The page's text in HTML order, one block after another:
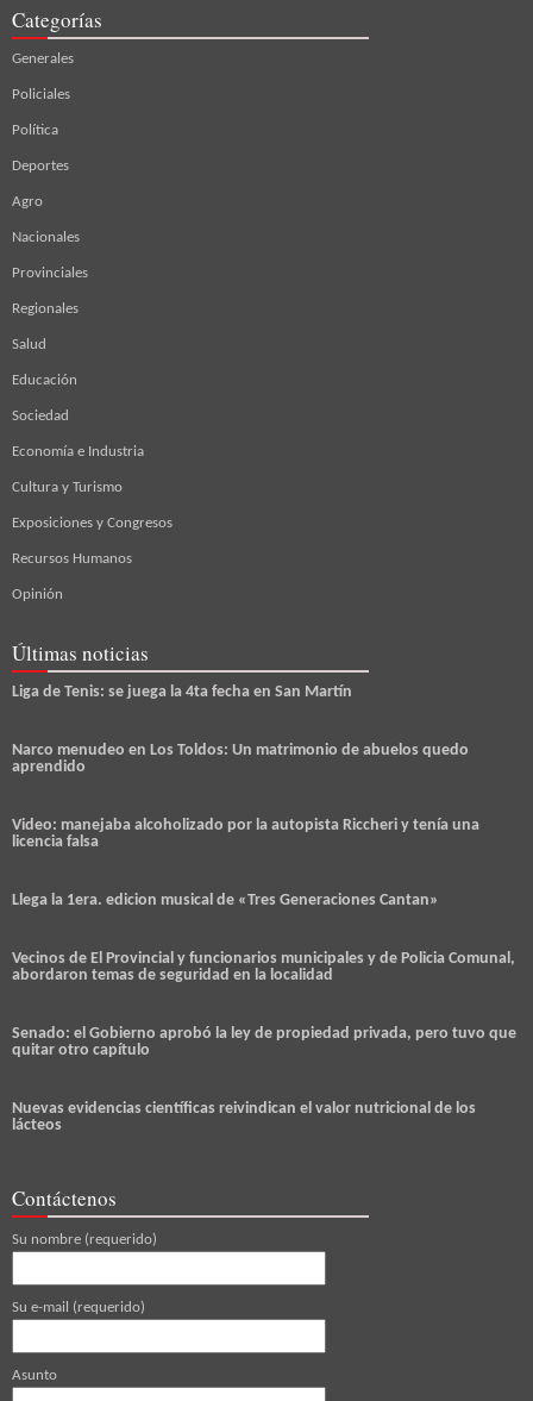
Categorías
Generales
Policiales
Política
Deportes
Agro
Nacionales
Provinciales
Regionales
Salud
Educación
Sociedad
Economía e Industria
Cultura y Turismo
Exposiciones y Congresos
Recursos Humanos
Opinión
Últimas noticias
Liga de Tenis: se juega la 4ta fecha en San Martín
Narco menudeo en Los Toldos: Un matrimonio de abuelos quedo
aprendido
Video: manejaba alcoholizado por la autopista Riccheri y tenía una
licencia falsa
Llega la 1era. edicion musical de «Tres Generaciones Cantan»
Vecinos de El Provincial y funcionarios municipales y de Policia Comunal,
abordaron temas de seguridad en la localidad
Senado: el Gobierno aprobó la ley de propiedad privada, pero tuvo que
quitar otro capítulo
Nuevas evidencias científicas reivindican el valor nutricional de los
lácteos
Contáctenos
Su nombre (requerido)
Su e-mail (requerido)
Asunto